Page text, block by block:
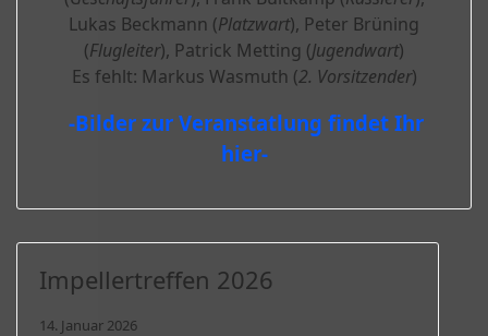
Lukas Beckmann (Platzwart), Peter Brüning
(Flugleiter), Patrick Metting (Jugendwart)
Es fehlt: Markus Wasmuth (2. Vorsitzender)
-Bilder zur Veranstatlung findet Ihr
hier-
Impellertreffen 2026
14. Januar 2026